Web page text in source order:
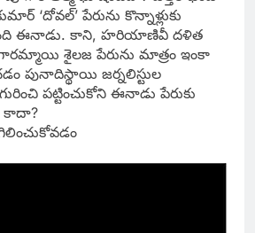
‘దోవల్‌’ పేరును కొన్నాళ్లుకు
ఈనాడు. కాని, హరియాణివీ దళిత
శైలజ పేరును మాత్రం ఇంకా
పునాదిస్థాయి జర్నలిస్టుల
పట్టించుకోని ఈనాడు పేరుకు
కాదా?